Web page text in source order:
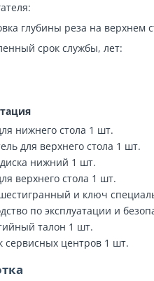
глубины реза на верхнем
срок службы, лет:
нижнего стола 1 шт.
для верхнего стола 1 шт.
нижний 1 шт.
верхнего стола 1 шт.
и ключ
по эксплуатации и
талон 1 шт.
сервисных центров 1 шт.